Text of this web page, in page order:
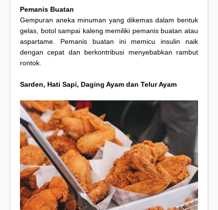
Pemanis Buatan
Gempuran aneka minuman yang dikemas dalam bentuk
gelas, botol sampai kaleng memiliki pemanis buatan atau
aspartame. Pemanis buatan ini memicu insulin naik
dengan cepat dan berkontribusi menyebabkan rambut
rontok.
Sarden, Hati Sapi, Daging Ayam dan Telur Ayam